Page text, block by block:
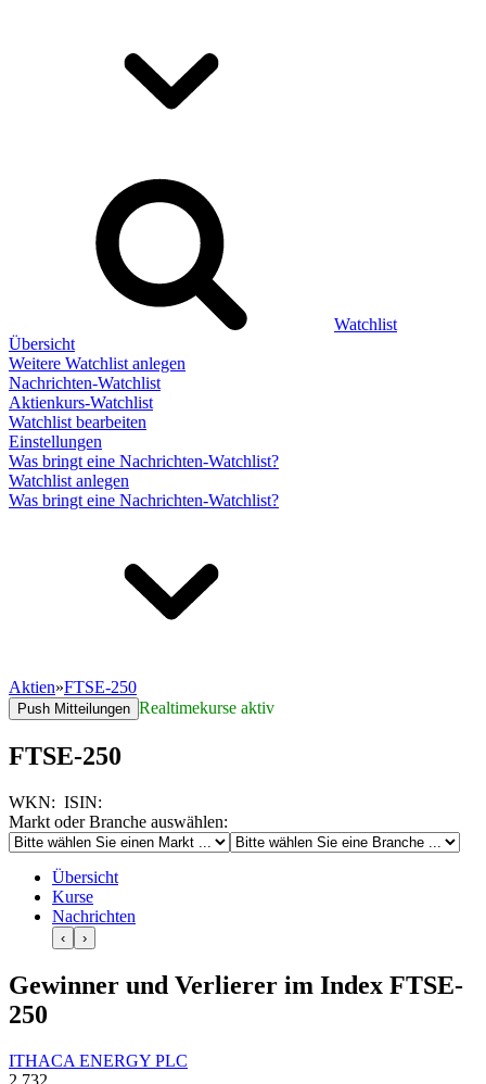
Watchlist
Übersicht
Weitere Watchlist anlegen
Nachrichten-Watchlist
Aktienkurs-Watchlist
Watchlist bearbeiten
Einstellungen
Was bringt eine Nachrichten-Watchlist?
Watchlist anlegen
Was bringt eine Nachrichten-Watchlist?
Aktien»FTSE-250
Push Mitteilungen Realtimekurse aktiv
FTSE-250
WKN: ISIN:
Markt oder Branche auswählen:
Übersicht
Kurse
Nachrichten
‹ ›
Gewinner und Verlierer im Index FTSE-
250
ITHACA ENERGY PLC
2,732